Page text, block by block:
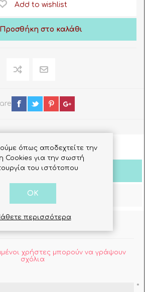
Add to wishlist
Προσθήκη στο καλάθι
Σχόλια Πελατών
Ρωτήστε μας
χρήστες μπορούν να γράψουν
σχόλια
*
όπως αποδεχτείτε την
Cookies για την σωστή
του ιστότοπου
OK
περισσότερα